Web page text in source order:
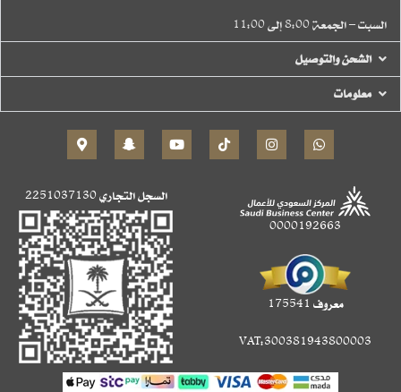
السبت – الجمعة 8:00 إلى 11:00
الشحن والتوصيل
معلومات
0000192663
معروف 175541
VAT:300381943800003
السجل التجاري2251037130